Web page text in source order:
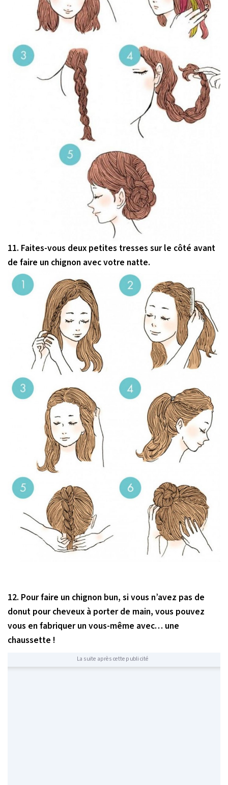
11. Faites-vous deux petites tresses sur le côté avant
de faire un chignon avec votre natte.
12. Pour faire un chignon bun, si vous n’avez pas de
donut pour cheveux à porter de main, vous pouvez
vous en fabriquer un vous-même avec… une
chaussette !
La suite après cette publicité